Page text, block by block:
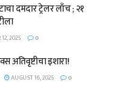
दमदार ट्रेलर लाँच ; २१
2025 0
अतिवृष्टीचा इशारा!
AUGUST 16, 2025 0